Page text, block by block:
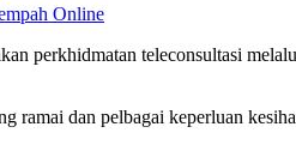
Online
perkhidmatan teleconsultasi
ramai dan pelbagai keperluan